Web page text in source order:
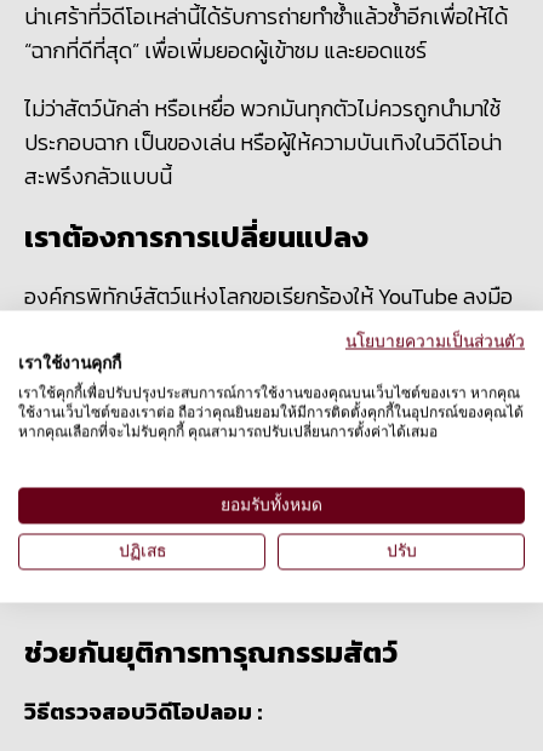
น่าเศร้าที่วิดีโอเหล่านี้ได้รับการถ่ายทำซ้ำแล้วซ้ำอีกเพื่อให้ได้​
“ฉากที่ดีที่สุด” เพื่อเพิ่มยอดผู้เข้าชม และยอดแชร์
ไม่ว่าสัตว์นักล่า หรือเหยื่อ พวกมันทุกตัวไม่ควรถูกนำมาใช้
ประกอบฉาก เป็นของเล่น หรือผู้ให้ความบันเทิงในวิดีโอน่า
สะพรึงกลัวแบบนี้
เราต้องการการเปลี่ยนแปลง
องค์กรพิทักษ์สัตว์แห่งโลกขอเรียกร้องให้YouTube ลงมือ
แก้ไขปัญหาดังกล่าวตามที่ได้ให้สัญญาไว้ในเดือนมีนาคม
พ.ศ.2564 และเร่งดำเนินการเพื่อตรวจสอบและลบวิดีโอ
ทารุณสัตว์ ยิ่งวิดีโอทารุณกรรมสัตว์อยู่บน YouTube นาน
เท่าไหร่ ยอดผู้เข้าชมยิ่งมากขึ้นเท่านั้น และอาจกระตุ้นให้เกิด
YouTube ควรออกมาแสดงความรับผิดชอบ และชี้แจ้ง
แผนการป้องกันวิดีโอที่มีเนื้อหาทารุณกรรมสัตว์ต่อ
ช่วยกันยุติการทารุณกรรมสัตว์
วิธีตรวจสอบวิดีโอปลอม :
นโยบายความเป็นส่วนตัว
เราใช้งานคุกกี้
เราใช้คุกกี้เพื่อปรับปรุงประสบการณ์การใช้งานของคุณบนเว็บไซต์ของเรา หากคุณ
ใช้งานเว็บไซต์ของเราต่อ ถือว่าคุณยินยอมให้มีการติดตั้งคุกกี้ในอุปกรณ์ของคุณได้
หากคุณเลือกที่จะไม่รับคุกกี้ คุณสามารถปรับเปลี่ยนการตั้งค่าได้เสมอ
ยอมรับทั้งหมด
ปฏิเสธ ปรับ